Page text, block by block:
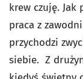
krew czuję. Jak
praca z
przychodzi
siebie. Z